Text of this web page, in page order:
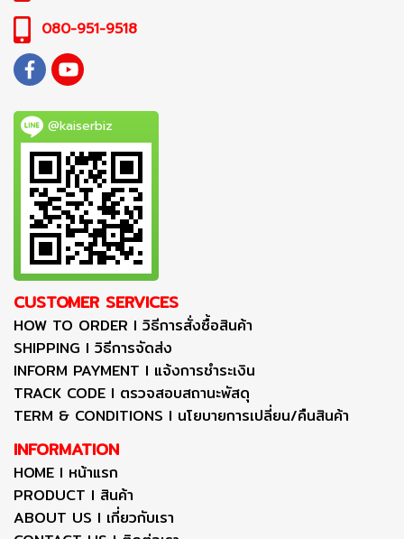
080-951-9518
@kaiserbiz
CUSTOMER SERVICES
HOW TO ORDER I วิธีการสั่งซื้อสินค้า
SHIPPING I วิธีการจัดส่ง
INFORM PAYMENT I แจ้งการชำระเงิน
TRACK CODE I ตรวจสอบสถานะพัสดุ
TERM & CONDITIONS I นโยบายการเปลี่ยน/คืนสินค้า
INFORMATION
HOME I หน้าแรก
PRODUCT I สินค้า
ABOUT US I เกี่ยวกับเรา